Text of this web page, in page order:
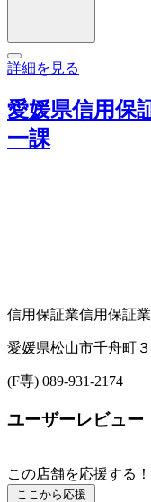
詳細を見る
愛媛県信用保
一課
信用保証業信用保証
愛媛県松山市千舟町
(F専) 089-931-2174
ユーザーレビュー
この店舗を応援する！
ここから応援